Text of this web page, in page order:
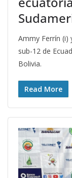
Ammy Ferrín (i)
sub-12 de
Bolivia.
Read More